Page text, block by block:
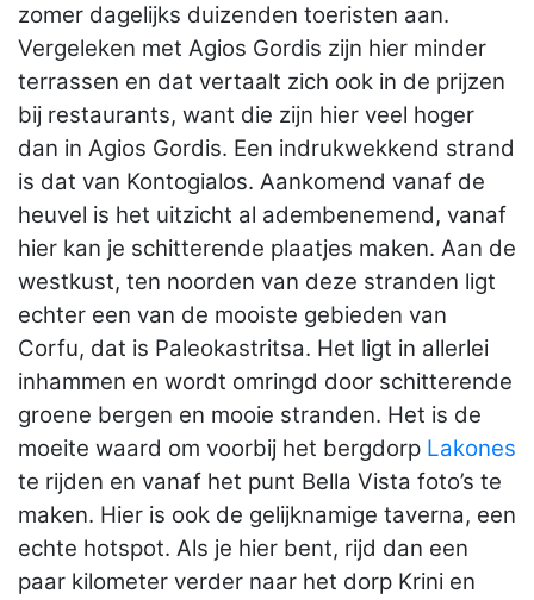
zomer dagelijks duizenden toeristen aan.
Vergeleken met Agios Gordis zijn hier minder
terrassen en dat vertaalt zich ook in de prijzen
bij restaurants, want die zijn hier veel hoger
dan in Agios Gordis. Een indrukwekkend strand
is dat van Kontogialos. Aankomend vanaf de
heuvel is het uitzicht al adembenemend, vanaf
hier kan je schitterende plaatjes maken. Aan de
westkust, ten noorden van deze stranden ligt
echter een van de mooiste gebieden van
Corfu, dat is Paleokastritsa. Het ligt in allerlei
inhammen en wordt omringd door schitterende
groene bergen en mooie stranden. Het is de
moeite waard om voorbij het bergdorp Lakones
te rijden en vanaf het punt Bella Vista foto’s te
maken. Hier is ook de gelijknamige taverna, een
echte hotspot. Als je hier bent, rijd dan een
paar kilometer verder naar het dorp Krini en